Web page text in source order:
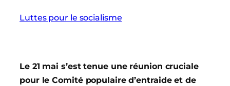
Luttes pour le socialisme
Le 21 mai s’est tenue une réunion cruciale
pour le Comité populaire d’entraide et de